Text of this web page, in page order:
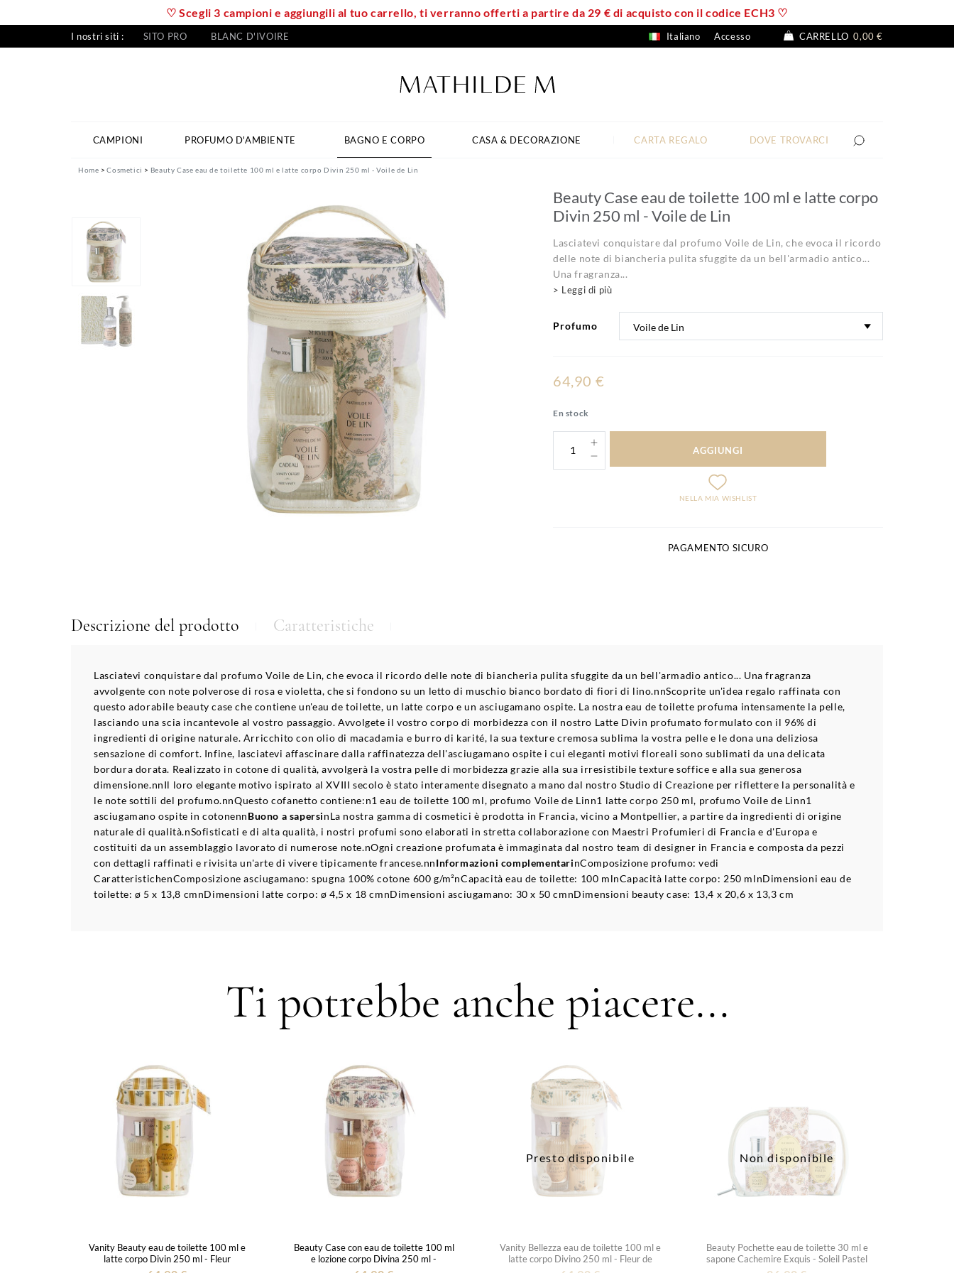
♡ Scegli 3 campioni e aggiungili al tuo carrello, ti verranno offerti a partire da 29 € di acquisto con il codice ECH3 ♡
I nostri siti : SITO PRO BLANC D'IVOIRE Italiano Accesso CARRELLO 0,00 €
CAMPIONI PROFUMO D'AMBIENTE BAGNO E CORPO CASA & DECORAZIONE CARTA REGALO DOVE TROVARCI
Home Cosmetici Beauty Case eau de toilette 100 ml e latte corpo Divin 250 ml - Voile de Lin
Beauty Case eau de toilette 100 ml e latte corpo
Divin 250 ml - Voile de Lin
Lasciatevi conquistare dal profumo Voile de Lin, che evoca il ricordo
delle note di biancheria pulita sfuggite da un bell'armadio antico...
Una fragranza...
> Leggi di più
Profumo
64,90 €
En stock
AGGIUNGI
NELLA MIA WISHLIST
PAGAMENTO SICURO
Descrizione del prodotto Caratteristiche
Lasciatevi conquistare dal profumo Voile de Lin, che evoca il ricordo delle note di biancheria pulita sfuggite da un bell'armadio antico... Una fragranza
avvolgente con note polverose di rosa e violetta, che si fondono su un letto di muschio bianco bordato di fiori di lino.nnScoprite un'idea regalo raffinata con
questo adorabile beauty case che contiene un'eau de toilette, un latte corpo e un asciugamano ospite. La nostra eau de toilette profuma intensamente la pelle,
lasciando una scia incantevole al vostro passaggio. Avvolgete il vostro corpo di morbidezza con il nostro Latte Divin profumato formulato con il 96% di
ingredienti di origine naturale. Arricchito con olio di macadamia e burro di karité, la sua texture cremosa sublima la vostra pelle e le dona una deliziosa
sensazione di comfort. Infine, lasciatevi affascinare dalla raffinatezza dell'asciugamano ospite i cui eleganti motivi floreali sono sublimati da una delicata
bordura dorata. Realizzato in cotone di qualità, avvolgerà la vostra pelle di morbidezza grazie alla sua irresistibile texture soffice e alla sua generosa
dimensione.nnIl loro elegante motivo ispirato al XVIII secolo è stato interamente disegnato a mano dal nostro Studio di Creazione per riflettere la personalità e
le note sottili del profumo.nnQuesto cofanetto contiene:n1 eau de toilette 100 ml, profumo Voile de Linn1 latte corpo 250 ml, profumo Voile de Linn1
asciugamano ospite in cotonennBuono a sapersinLa nostra gamma di cosmetici è prodotta in Francia, vicino a Montpellier, a partire da ingredienti di origine
naturale di qualità.nSofisticati e di alta qualità, i nostri profumi sono elaborati in stretta collaborazione con Maestri Profumieri di Francia e d'Europa e
costituiti da un assemblaggio lavorato di numerose note.nOgni creazione profumata è immaginata dal nostro team di designer in Francia e composta da pezzi
con dettagli raffinati e rivisita un'arte di vivere tipicamente francese.nnInformazioni complementarinComposizione profumo: vedi
CaratteristichenComposizione asciugamano: spugna 100% cotone 600 g/m²nCapacità eau de toilette: 100 mlnCapacità latte corpo: 250 mlnDimensioni eau de
toilette: ø 5 x 13,8 cmnDimensioni latte corpo: ø 4,5 x 18 cmnDimensioni asciugamano: 30 x 50 cmnDimensioni beauty case: 13,4 x 20,6 x 13,3 cm
Ti potrebbe anche piacere...
Vanity Beauty eau de toilette 100 ml e
latte corpo Divin 250 ml - Fleur
d'Oranger
Beauty Case con eau de toilette 100 ml
e lozione corpo Divina 250 ml -
Marquise
Presto disponibile
Vanity Bellezza eau de toilette 100 ml e
latte corpo Divino 250 ml - Fleur de
Mandarine
Non disponibile
Beauty Pochette eau de toilette 30 ml e
sapone Cachemire Exquis - Soleil Pastel